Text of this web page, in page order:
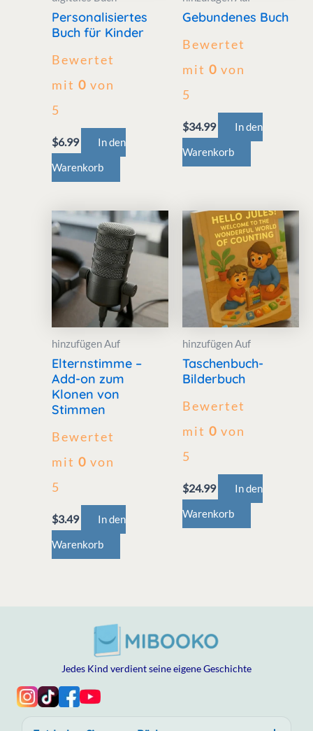
Personalisiertes
Buch für Kinder
Bewertet
mit 0 von
5
$6.99 In den
Warenkorb
Gebundenes Buch
Bewertet
mit 0 von
5
$34.99 In den
Warenkorb
hinzufügen Auf
Elternstimme –
Add-on zum
Klonen von
Stimmen
Bewertet
mit 0 von
5
$3.49 In den
Warenkorb
hinzufügen Auf
Taschenbuch-
Bilderbuch
Bewertet
mit 0 von
5
$24.99 In den
Warenkorb
Jedes Kind verdient seine eigene Geschichte